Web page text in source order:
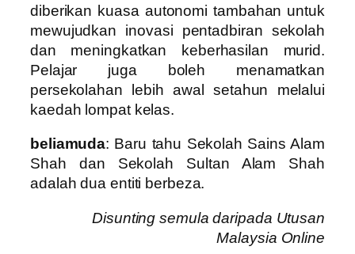
diberikan kuasa autonomi tambahan untuk
mewujudkan inovasi pentadbiran sekolah
dan meningkatkan keberhasilan murid.
Pelajar juga boleh menamatkan
persekolahan lebih awal setahun melalui
kaedah lompat kelas.
beliamuda: Baru tahu Sekolah Sains Alam
Shah dan Sekolah Sultan Alam Shah
adalah dua entiti berbeza.
Disunting semula daripada Utusan
Malaysia Online